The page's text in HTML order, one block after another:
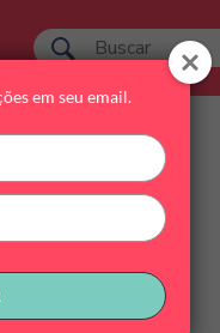
em seu email.